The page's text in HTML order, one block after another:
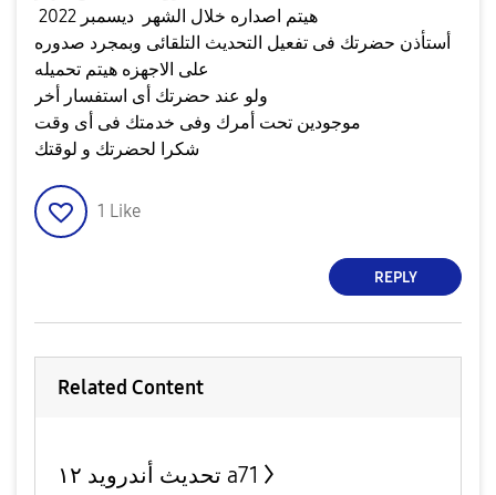
هيتم اصداره خلال الشهر ديسمبر 2022
أستأذن حضرتك فى تفعيل التحديث التلقائى وبمجرد صدوره
ولو عند حضرتك أى استفسار أخر
موجودين تحت أمرك وفى خدمتك فى أى وقت
شكرا لحضرتك و لوقتك
1 Like
REPLY
Related Content
تحديث أندرويد ١٢ a71